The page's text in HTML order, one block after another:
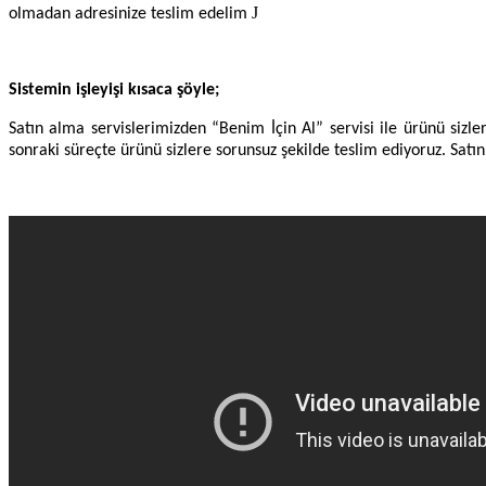
olmadan adresinize teslim edelim J
Sistemin işleyişi kısaca şöyle;
Satın alma servislerimizden “Benim İçin Al” servisi ile ürünü
sonraki süreçte ürünü sizlere sorunsuz şekilde teslim ediyoruz.